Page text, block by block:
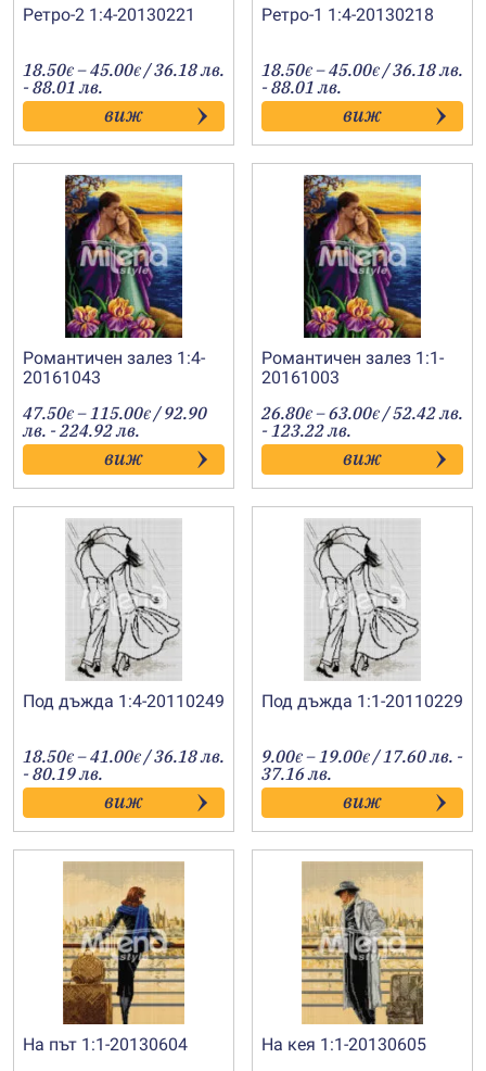
Ретро-2 1:4-20130221
18.50€ –45.00€Price
range:
18.50€
through
45.00€
/ 36.18 лв.
- 88.01 лв.
виж
Ретро-1 1:4-20130218
18.50€ –45.00€Price
range:
18.50€
through
45.00€
/ 36.18 лв.
- 88.01 лв.
виж
Романтичен залез 1:4-
20161043
47.50€ –115.00€Price
range:
47.50€
through
115.00€
/ 92.90
лв. - 224.92 лв.
виж
Романтичен залез 1:1-
20161003
26.80€ –63.00€Price
range:
26.80€
through
63.00€
/ 52.42 лв.
- 123.22 лв.
виж
Под дъжда 1:4-20110249
18.50€ –41.00€Price
range:
18.50€
through
41.00€
/ 36.18 лв.
- 80.19 лв.
виж
Под дъжда 1:1-20110229
9.00€ –19.00€Price
range:
9.00€
through
19.00€
/ 17.60 лв. -
37.16 лв.
виж
На път 1:1-20130604 На кея 1:1-20130605